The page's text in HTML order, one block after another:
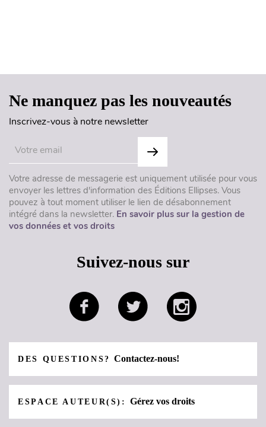
Ne manquez pas les nouveautés
Inscrivez-vous à notre newsletter
Votre adresse de messagerie est uniquement utilisée pour vous
envoyer les lettres d'information des Éditions Ellipses. Vous
pouvez à tout moment utiliser le lien de désabonnement
intégré dans la newsletter. En savoir plus sur la gestion de
vos données et vos droits
Suivez-nous sur
DES QUESTIONS?Contactez-nous!
ESPACE AUTEUR(S):Gérez vos droits